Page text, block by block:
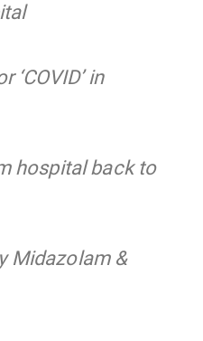
in
hos­pital back to
Mid­azolam &